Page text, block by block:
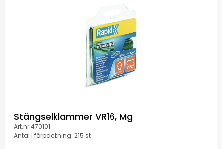
Stängselklammer VR16, Mg
Art.nr 470101
Antal i förpackning: 215 st